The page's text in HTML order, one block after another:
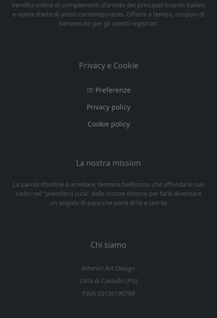
Vendita online di complementi d'arredo dei principali brands italiani
e opere d'arte di artisti contemporanei. Offerte a tempo, coupon di
benvenuto per gli utenti registrati.
Privacy e Cookie
Preferenze
Privacy policy
Cookie policy
La nostra mission
La parola d’ordine è arredare, termine bellissimo che affonda le sue
radici nel “prendersi cura” delle nostre dimore per farle diventare
un angolo di pace che parla di te e con te.
Chi siamo
Interior Art Design
Città di Castello (PG)
P.IVA 03156190799